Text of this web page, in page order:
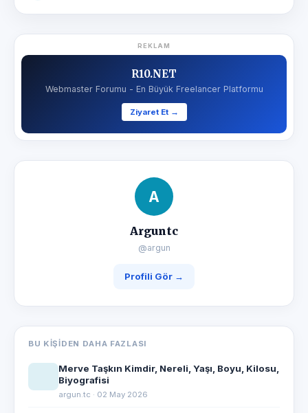
REKLAM
R10.NET
Webmaster Forumu - En Büyük Freelancer Platformu
Ziyaret Et →
A
Arguntc
@argun
Profili Gör →
BU KIŞIDEN DAHA FAZLASI
Merve Taşkın Kimdir, Nereli, Yaşı, Boyu, Kilosu,
Biyografisi
argun.tc · 02 May 2026